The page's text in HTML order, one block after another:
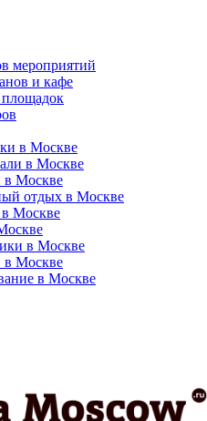
мероприятий
и кафе
в Москве
в Москве
в Москве
отдых в Москве
в Москве
в Москве
в Москве
в Москве